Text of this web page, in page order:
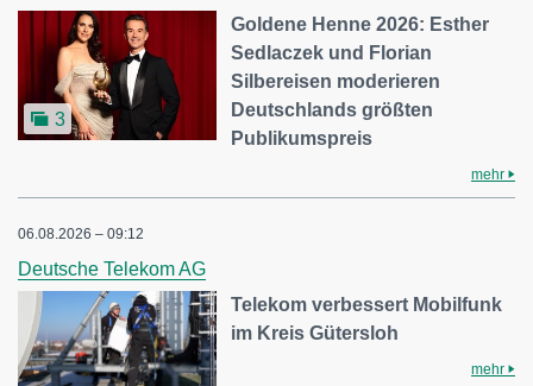
3
Goldene Henne 2026: Esther
Sedlaczek und Florian
Silbereisen moderieren
Deutschlands größten
Publikumspreis
mehr
06.08.2026 – 09:12
Deutsche Telekom AG
Telekom verbessert Mobilfunk
im Kreis Gütersloh
mehr